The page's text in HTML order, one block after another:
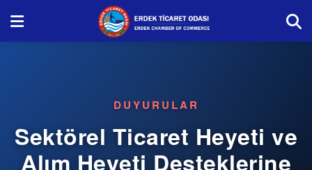
DUYURULAR
Sektörel Ticaret Heyeti ve
Alım Heyeti Desteklerine